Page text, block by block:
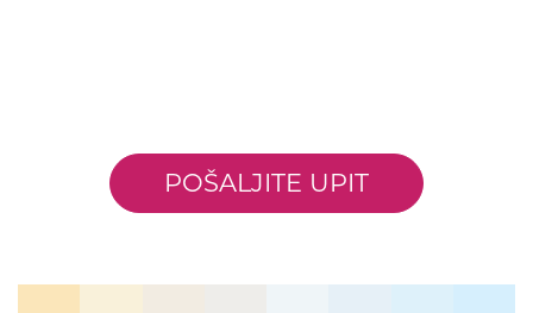
POŠALJITE UPIT